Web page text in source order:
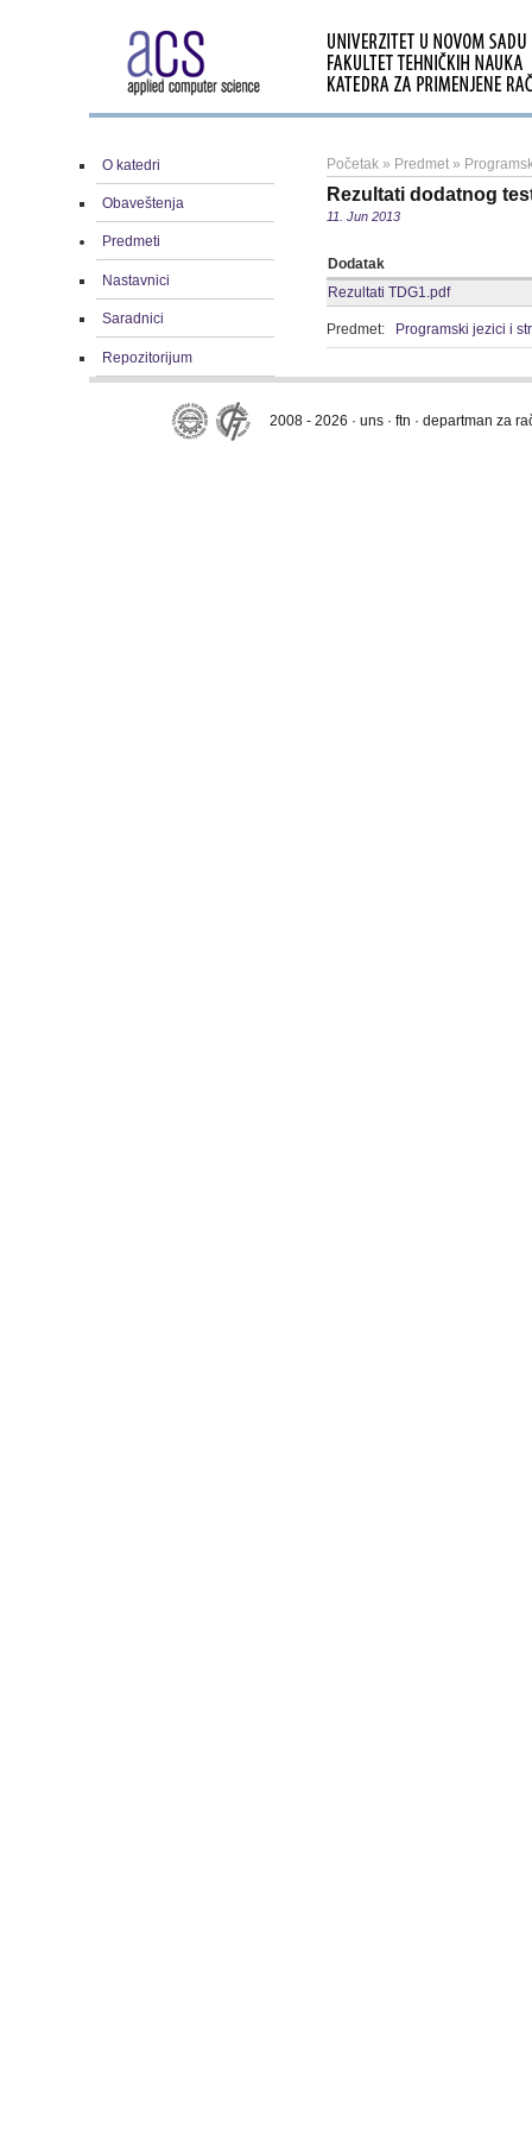
O katedri
Obaveštenja
Predmeti
Nastavnici
Saradnici
Repozitorijum
Početak » Predmet »
Rezultati dodatnog
11. Jun 2013
Dodatak
Rezultati TDG1.pdf
Predmet: Programski jezici i
2008 - 2026 · uns · ftn · departman za